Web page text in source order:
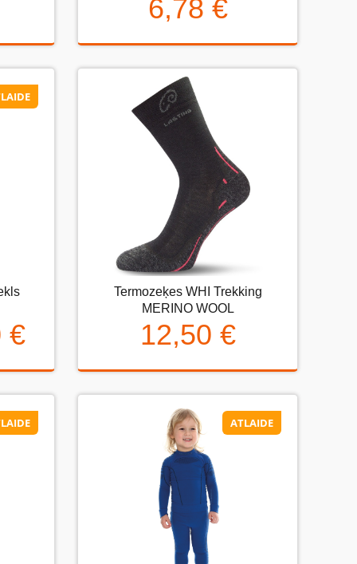
6,78 €
6,78 €
€
Termozeķes WHI Trekking
MERINO WOOL
12,50 €
Termozeķes WHI Trekking MERINO
WOOL
12,50 €
ATLAIDE